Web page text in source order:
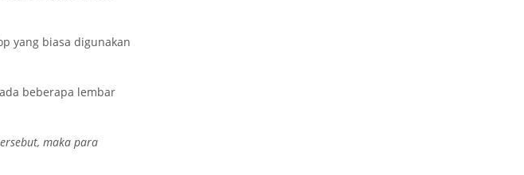
yang biasa digunakan
beberapa lembar
maka para